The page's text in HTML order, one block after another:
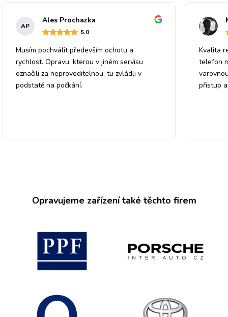
AP
Ales Prochazka
5.0
Musím pochválit především ochotu a
rychlost. Opravu, kterou v jiném servisu
označili za neproveditelnou, tu zvládli v
podstatě na počkání.
Kvalita
telefon
přistup
Opravujeme zařízení také těchto firem